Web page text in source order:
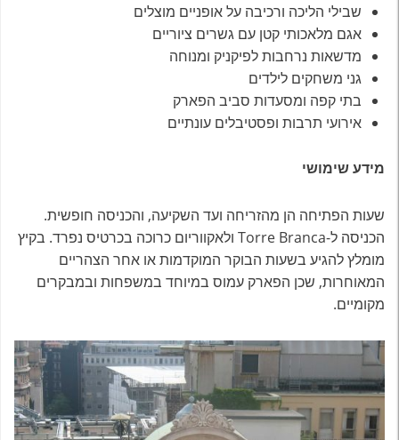
שבילי הליכה ורכיבה על אופניים מוצלים
אגם מלאכותי קטן עם גשרים ציוריים
מדשאות נרחבות לפיקניק ומנוחה
גני משחקים לילדים
בתי קפה ומסעדות סביב הפארק
אירועי תרבות ופסטיבלים עונתיים
מידע שימושי
שעות הפתיחה הן מהזריחה ועד השקיעה, והכניסה חופשית.
הכניסה ל-Torre Branca ולאקווריום כרוכה בכרטיס נפרד. בקיץ
מומלץ להגיע בשעות הבוקר המוקדמות או אחר הצהריים
המאוחרות, שכן הפארק עמוס במיוחד במשפחות ובמבקרים
מקומיים.